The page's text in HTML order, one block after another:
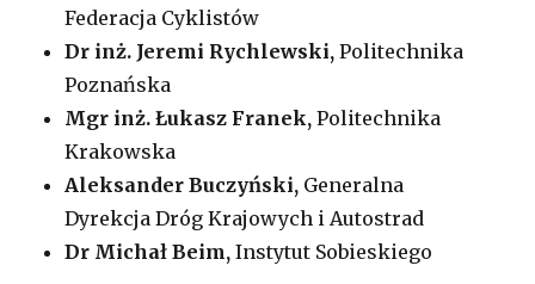
Federacja Cyklistów
Dr inż. Jeremi Rychlewski,Politechnika
Poznańska
Mgr inż. Łukasz Franek,Politechnika
Krakowska
Aleksander Buczyński, Generalna
Dyrekcja Dróg Krajowych i Autostrad
Dr Michał Beim,Instytut Sobieskiego